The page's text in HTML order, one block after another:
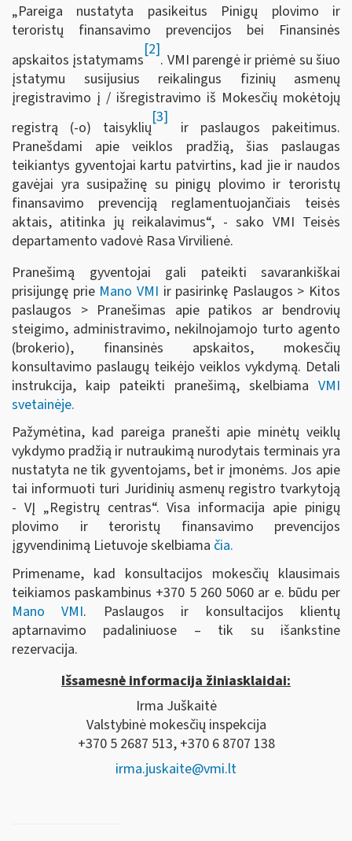
„Pareiga nustatyta pasikeitus Pinigų plovimo ir
teroristų finansavimo prevencijos bei Finansinės
apskaitos įstatymams
[2]
. VMI parengė ir priėmė su šiuo
įstatymu susijusius reikalingus fizinių asmenų
įregistravimo į / išregistravimo iš Mokesčių mokėtojų
registrą (-o) taisyklių
[3]
ir paslaugos pakeitimus.
Pranešdami apie veiklos pradžią, šias paslaugas
teikiantys gyventojai kartu patvirtins, kad jie ir naudos
gavėjai yra susipažinę su pinigų plovimo ir teroristų
finansavimo prevenciją reglamentuojančiais teisės
aktais, atitinka jų reikalavimus“, - sako VMI Teisės
departamento vadovė Rasa Virvilienė.
Pranešimą gyventojai gali pateikti savarankiškai
prisijungę prie Mano VMI ir pasirinkę Paslaugos > Kitos
paslaugos > Pranešimas apie patikos ar bendrovių
steigimo, administravimo, nekilnojamojo turto agento
(brokerio), finansinės apskaitos, mokesčių
konsultavimo paslaugų teikėjo veiklos vykdymą. Detali
instrukcija, kaip pateikti pranešimą, skelbiama VMI
svetainėje.
Pažymėtina, kad pareiga pranešti apie minėtų veiklų
vykdymo pradžią ir nutraukimą nurodytais terminais yra
nustatyta ne tik gyventojams, bet ir įmonėms. Jos apie
tai informuoti turi Juridinių asmenų registro tvarkytoją
- VĮ „Registrų centras“. Visa informacija apie pinigų
plovimo ir teroristų finansavimo prevencijos
įgyvendinimą Lietuvoje skelbiama čia.
Primename, kad konsultacijos mokesčių klausimais
teikiamos paskambinus +370 5 260 5060 ar e. būdu per
Mano VMI. Paslaugos ir konsultacijos klientų
aptarnavimo padaliniuose – tik su išankstine
rezervacija.
Išsamesnė informacija žiniasklaidai:
Irma Juškaitė
Valstybinė mokesčių inspekcija
+370 5 2687 513, +370 6 8707 138
irma.juskaite@vmi.lt